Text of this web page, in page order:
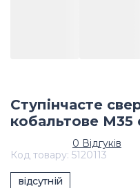
Ступінчасте
кобальтове М35
шестигранний
0 Відгуків
Код товару: 5120113
відсутній